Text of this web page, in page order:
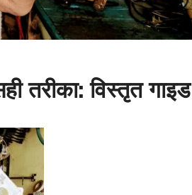
तरीका: विस्तृत गाइड